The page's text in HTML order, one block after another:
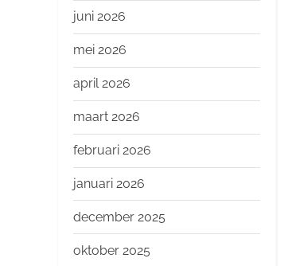
e
h
juni 2026
mei 2026
april 2026
maart 2026
februari 2026
januari 2026
december 2025
oktober 2025